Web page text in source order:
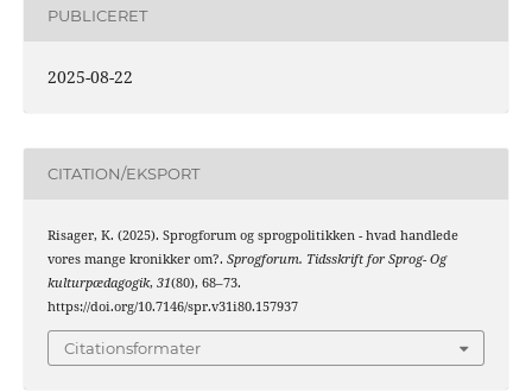
PUBLICERET
2025-08-22
CITATION/EKSPORT
Risager, K. (2025). Sprogforum og sprogpolitikken - hvad handlede
vores mange kronikker om?. Sprogforum. Tidsskrift for Sprog- Og
kulturpædagogik, 31(80), 68–73.
https://doi.org/10.7146/spr.v31i80.157937
Citationsformater